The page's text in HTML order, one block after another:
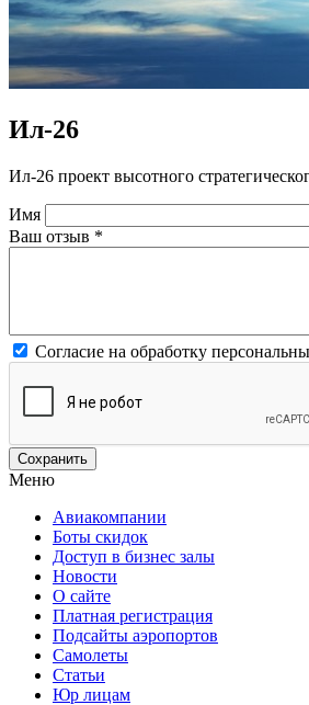
Ил-26
Ил-26 проект высотного
Имя
Ваш отзыв *
Согласие на обработку
Меню
Авиакомпании
Боты скидок
Доступ в бизнес залы
Новости
О сайте
Платная регистрация
Подсайты аэропортов
Самолеты
Статьи
Юр лицам